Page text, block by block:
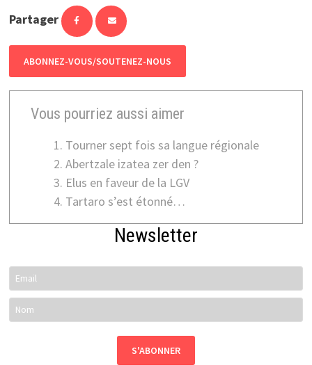
Partager
ABONNEZ-VOUS/SOUTENEZ-NOUS
Vous pourriez aussi aimer
Tourner sept fois sa langue régionale
Abertzale izatea zer den ?
Elus en faveur de la LGV
Tartaro s’est étonné…
Newsletter